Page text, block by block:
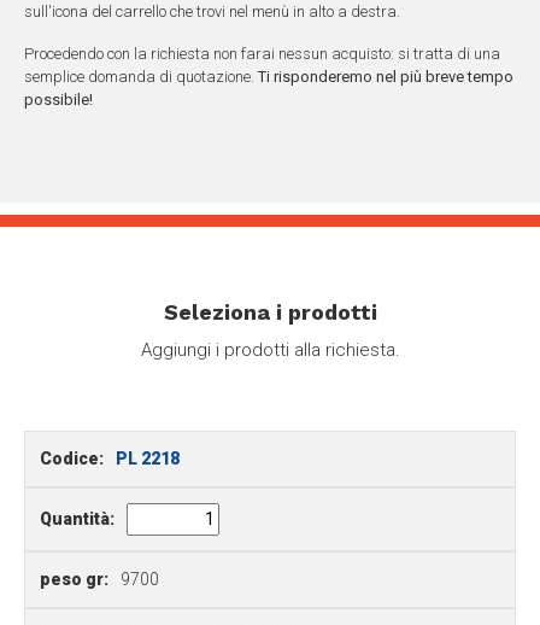
sull'icona del carrello che trovi nel menù in alto a destra.
Procedendo con la richiesta non farai nessun acquisto: si tratta di una
semplice domanda di quotazione.Ti risponderemo nel più breve tempo
possibile!
Seleziona i prodotti
Aggiungi i prodotti alla richiesta.
Codice: PL 2218
Quantità:
peso gr: 9700